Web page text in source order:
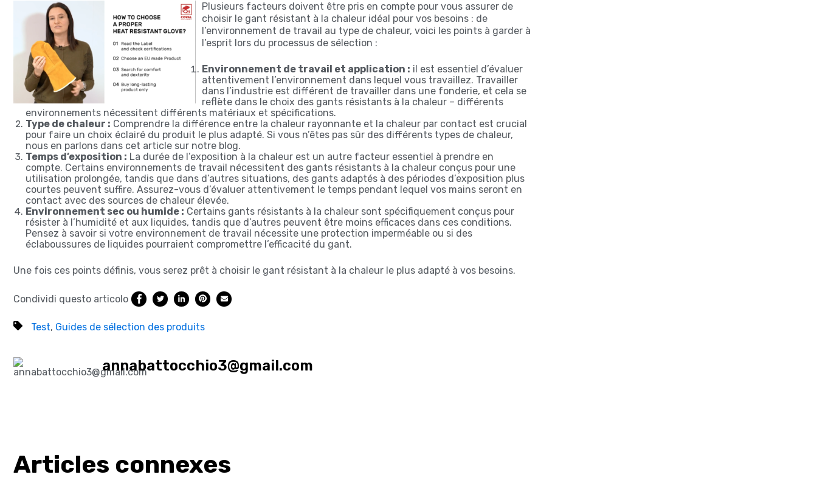
Plusieurs facteurs doivent être pris en compte pour vous assurer de
choisir le gant résistant à la chaleur idéal pour vos besoins : de
l’environnement de travail au type de chaleur, voici les points à garder à
l’esprit lors du processus de sélection :
Environnement de travail et application : il est essentiel d’évaluer
attentivement l’environnement dans lequel vous travaillez. Travailler
dans l’industrie est différent de travailler dans une fonderie, et cela se
reflète dans le choix des gants résistants à la chaleur – différents
environnements nécessitent différents matériaux et spécifications.
Type de chaleur : Comprendre la différence entre la chaleur rayonnante et la chaleur par contact est crucial
pour faire un choix éclairé du produit le plus adapté. Si vous n’êtes pas sûr des différents types de chaleur,
nous en parlons dans cet article sur notre blog.
Temps d’exposition : La durée de l’exposition à la chaleur est un autre facteur essentiel à prendre en
compte. Certains environnements de travail nécessitent des gants résistants à la chaleur conçus pour une
utilisation prolongée, tandis que dans d’autres situations, des gants adaptés à des périodes d’exposition plus
courtes peuvent suffire. Assurez-vous d’évaluer attentivement le temps pendant lequel vos mains seront en
contact avec des sources de chaleur élevée.
Environnement sec ou humide : Certains gants résistants à la chaleur sont spécifiquement conçus pour
résister à l’humidité et aux liquides, tandis que d’autres peuvent être moins efficaces dans ces conditions.
Pensez à savoir si votre environnement de travail nécessite une protection imperméable ou si des
éclaboussures de liquides pourraient compromettre l’efficacité du gant.
Une fois ces points définis, vous serez prêt à choisir le gant résistant à la chaleur le plus adapté à vos besoins.
Condividi questo articolo
Test, Guides de sélection des produits
annabattocchio3@gmail.com
Articles connexes